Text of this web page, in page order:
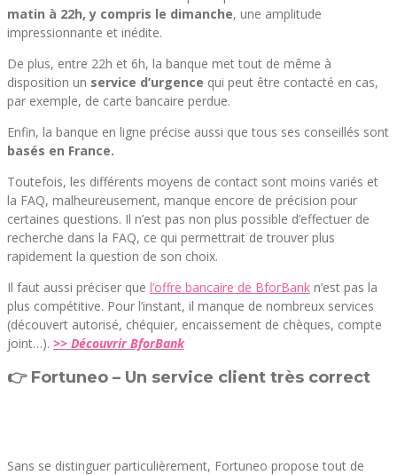
matin à 22h, y compris le dimanche, une amplitude
impressionnante et inédite.
De plus, entre 22h et 6h, la banque met tout de même à
disposition un service d’urgence qui peut être contacté en cas,
par exemple, de carte bancaire perdue.
Enfin, la banque en ligne précise aussi que tous ses conseillés sont
basés en France.
Toutefois, les différents moyens de contact sont moins variés et
la FAQ, malheureusement, manque encore de précision pour
certaines questions. Il n’est pas non plus possible d’effectuer de
recherche dans la FAQ, ce qui permettrait de trouver plus
rapidement la question de son choix.
Il faut aussi préciser que l’offre bancaire de BforBank n’est pas la
plus compétitive. Pour l’instant, il manque de nombreux services
(découvert autorisé, chéquier, encaissement de chèques, compte
joint…). >> Découvrir BforBank
👉 Fortuneo – Un service client très correct
Sans se distinguer particulièrement, Fortuneo propose tout de